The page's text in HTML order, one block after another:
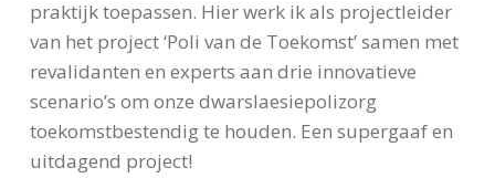
praktijk toepassen. Hier werk ik als projectleider
van het project ‘Poli van de Toekomst’ samen met
revalidanten en experts aan drie innovatieve
scenario’s om onze dwarslaesiepolizorg
toekomstbestendig te houden. Een supergaaf en
uitdagend project!